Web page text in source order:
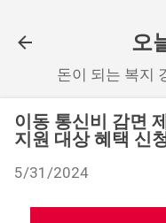
오
돈이 되는 복지
이동 통신비 감면
지원 대상 혜택 신
5/31/2024